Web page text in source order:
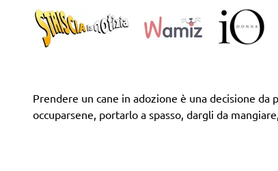
Prendere un cane in adozione è una decisione
occuparsene, portarlo a spasso, dargli da